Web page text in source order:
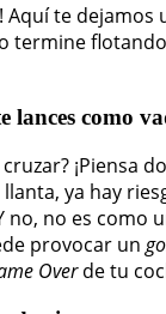
Aquí te dejamos
termine
lances como
¡Piensa
ya hay
no, no es como
provocar un
Overde tu